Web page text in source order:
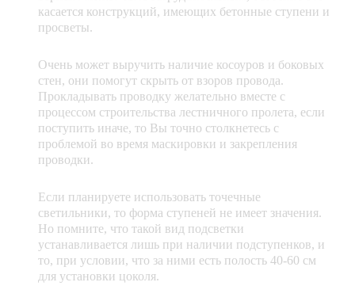
касается конструкций, имеющих бетонные ступени и
просветы.
Очень может выручить наличие косоуров и боковых
стен, они помогут скрыть от взоров провода.
Прокладывать проводку желательно вместе с
процессом строительства лестничного пролета, если
поступить иначе, то Вы точно столкнетесь с
проблемой во время маскировки и закрепления
проводки.
Если планируете использовать точечные
светильники, то форма ступеней не имеет значения.
Но помните, что такой вид подсветки
устанавливается лишь при наличии подступенков, и
то, при условии, что за ними есть полость 40-60 см
для установки цоколя.